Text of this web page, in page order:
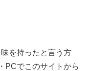
を持ったと言う方
PCでこのサイトから